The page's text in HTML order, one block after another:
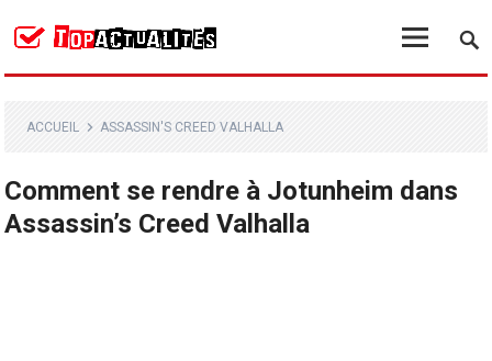
ACCUEIL ASSASSIN'S CREED VALHALLA
Comment se rendre à Jotunheim dans
Assassin’s Creed Valhalla